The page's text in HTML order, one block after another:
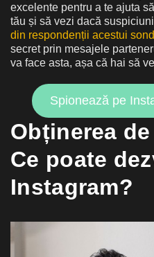
excelente pentru a te ajuta
tău și să vezi dacă
din respondenții acestui
secret prin mesajele
va face asta, așa că hai să
Spionează pe
Obținerea
Ce poate
Instagram?